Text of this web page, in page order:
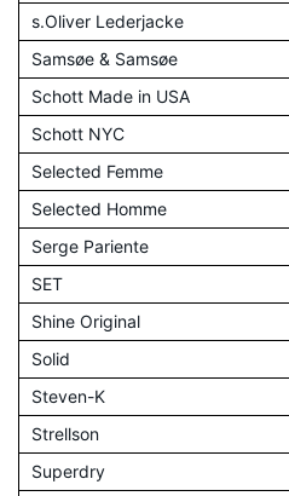
s.Oliver Lederjacke
Samsøe & Samsøe
Schott Made in USA
Schott NYC
Selected Femme
Selected Homme
Serge Pariente
SET
Shine Original
Solid
Steven-K
Strellson
Superdry